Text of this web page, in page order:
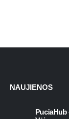
NAUJIENOS
PuciaHub